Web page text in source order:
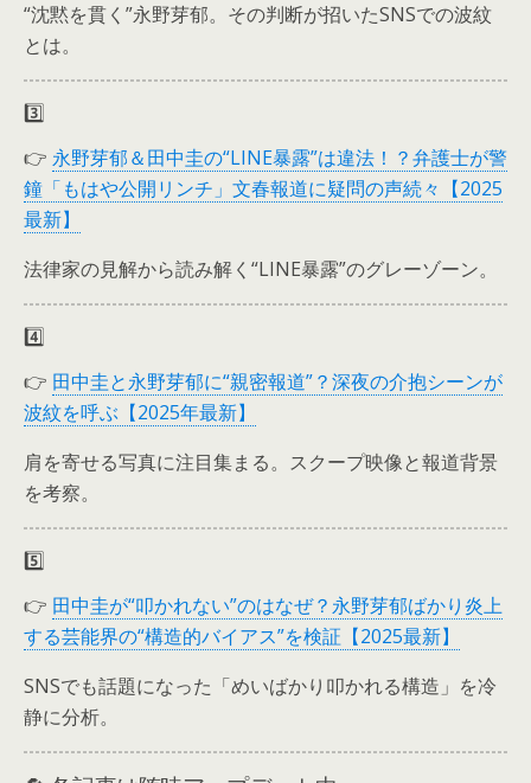
“沈黙を貫く”永野芽郁。その判断が招いたSNSでの波紋
とは。
3️⃣
👉 永野芽郁＆田中圭の“LINE暴露”は違法！？弁護士が警
鐘「もはや公開リンチ」文春報道に疑問の声続々【2025
最新】
法律家の見解から読み解く“LINE暴露”のグレーゾーン。
4️⃣
👉 田中圭と永野芽郁に“親密報道”？深夜の介抱シーンが
波紋を呼ぶ【2025年最新】
肩を寄せる写真に注目集まる。スクープ映像と報道背景
を考察。
5️⃣
👉 田中圭が“叩かれない”のはなぜ？永野芽郁ばかり炎上
する芸能界の“構造的バイアス”を検証【2025最新】
SNSでも話題になった「めいばかり叩かれる構造」を冷
静に分析。